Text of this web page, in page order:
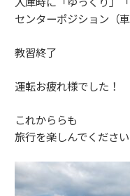
センターポジション（
教習終了
運転お疲れ様でした！
これかららも
旅行を楽しんでくださ